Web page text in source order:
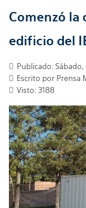
Comenzó
edificio del
Publicado: Sábado,
Escrito por Prensa
Visto: 3188